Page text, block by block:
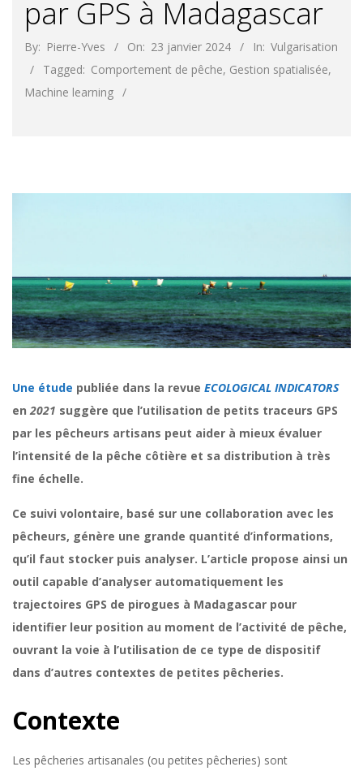
par GPS à Madagascar
By: Pierre-Yves On: 23 janvier 2024 In: Vulgarisation
Tagged: Comportement de pêche, Gestion spatialisée,
Machine learning
Une étude publiée dans la revue ECOLOGICAL INDICATORS
en2021 suggère que l’utilisation de petits traceurs GPS
par les pêcheurs artisans peut aider à mieux évaluer
l’intensité de la pêche côtière et sa distribution à très
fine échelle.
Ce suivi volontaire, basé sur une collaboration avec les
pêcheurs, génère une grande quantité d’informations,
qu’il faut stocker puis analyser. L’article propose ainsi un
outil capable d’analyser automatiquement les
trajectoires GPS de pirogues à Madagascar pour
identifier leur position au moment de l’activité de pêche,
ouvrant la voie à l’utilisation de ce type de dispositif
dans d’autres contextes de petites pêcheries.
Contexte
Les pêcheries artisanales (ou petites pêcheries) sont